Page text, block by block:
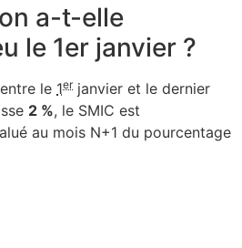
a-t-elle
le 1er janvier ?
le 1erjanvier et le dernier
2 %, le SMIC est
au mois N+1 du pourcentage